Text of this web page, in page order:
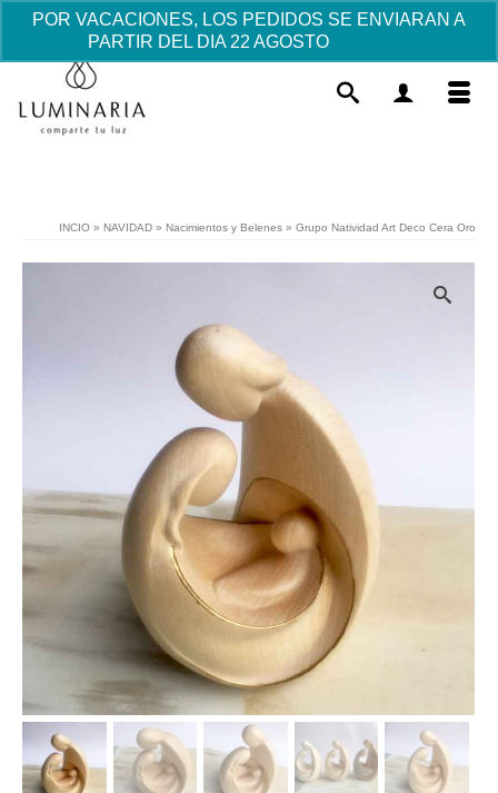
POR VACACIONES, LOS PEDIDOS SE ENVIARAN A
PARTIR DEL DIA 22 AGOSTO
INCIO » NAVIDAD » Nacimientos y Belenes » Grupo Natividad Art Deco Cera Oro
Natividad Esperanza
131.19€